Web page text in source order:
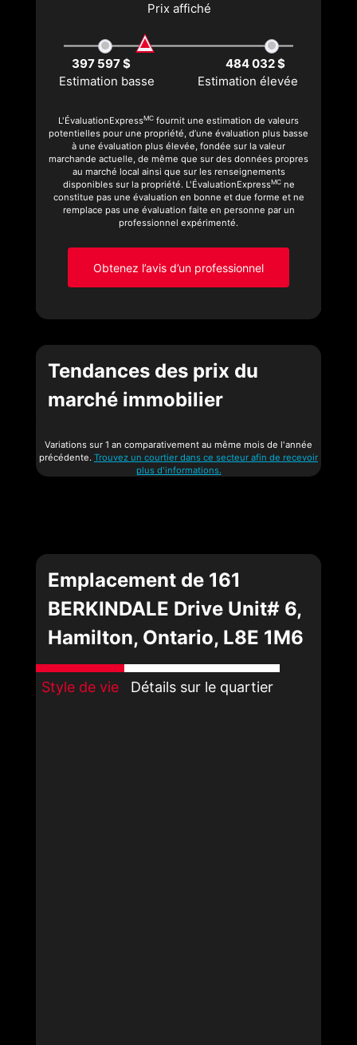
Prix affiché
397 597 $
484 032 $
Estimation basse
Estimation élevée
L'ÉvaluationExpressMC fournit une estimation de valeurs
potentielles pour une propriété, d’une évaluation plus basse
à une évaluation plus élevée, fondée sur la valeur
marchande actuelle, de même que sur des données propres
au marché local ainsi que sur les renseignements
disponibles sur la propriété. L'ÉvaluationExpressMCne
constitue pas une évaluation en bonne et due forme et ne
remplace pas une évaluation faite en personne par un
professionnel expérimenté.
Obtenez l’avis d’un professionnel
Tendances des prix du
marché immobilier
Variations sur 1 an comparativement au même mois de l'année
précédente. Trouvez un courtier dans ce secteur afin de recevoir
plus d'informations.
Emplacement de 161
BERKINDALE Drive Unit# 6,
Hamilton, Ontario, L8E 1M6
Style de vie Détails sur le quartier